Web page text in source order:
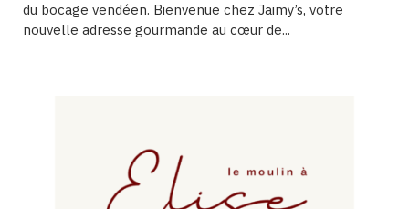
du bocage vendéen. Bienvenue chez Jaimy’s, votre
nouvelle adresse gourmande au cœur de...